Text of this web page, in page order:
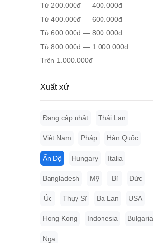
Từ 200.000đ — 400.000đ
Từ 400.000đ — 600.000đ
Từ 600.000đ — 800.000đ
Từ 800.000đ — 1.000.000đ
Trên 1.000.000đ
Xuất xứ
Đang cập nhật Thái Lan
Việt Nam Pháp Hàn Quốc
Ấn Độ Hungary Italia
Bangladesh Mỹ Bỉ Đức
Úc Thụy Sĩ Ba Lan USA
Hong Kong Indonesia Bulgaria
Nga